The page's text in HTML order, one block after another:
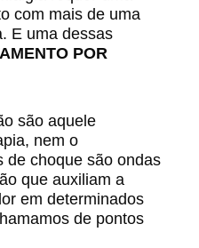
com mais de uma
E uma dessas
POR
são aquele
nem o
de choque são ondas
que auxiliam a
em determinados
de pontos